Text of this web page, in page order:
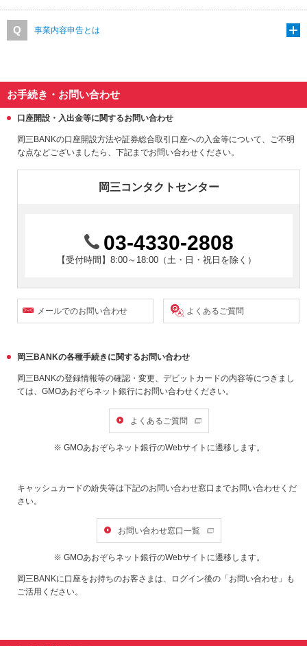
事業内容申告とは
お手続き・お問い合わせ
口座開設・入出金等に関するお問い合わせ
岡三BANKの口座開設方法や証券総合取引口座への入金等について、ご不明
な点などございましたら、下記までお問い合わせください。
岡三コンタクトセンター
03-4330-2808
【受付時間】8:00～18:00（土・日・祝日を除く）
メールでのお問い合わせ よくあるご質問
岡三BANKの各種手続きに関するお問い合わせ
岡三BANKの登録情報等の確認・変更、デビットカードの内容等につきまし
ては、GMOあおぞらネット銀行にお問い合わせください。
よくあるご質問
※ GMOあおぞらネット銀行のWebサイトに遷移します。
キャッシュカードの紛失等は下記のお問い合わせ窓口までお問い合わせくだ
さい。
お問い合わせ窓口一覧
※ GMOあおぞらネット銀行のWebサイトに遷移します。
岡三BANKに口座をお持ちのお客さまは、ログイン後の「お問い合わせ」も
ご活用ください。